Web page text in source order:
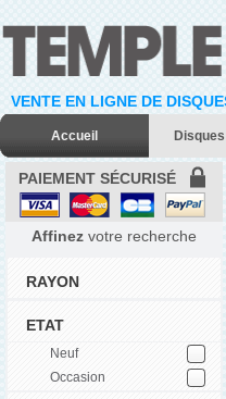
VENTE EN LIGNE DE
Accueil
PAIEMENT SÉCURISÉ
Affinez votre recherche
RAYON
ETAT
Neuf
Occasion